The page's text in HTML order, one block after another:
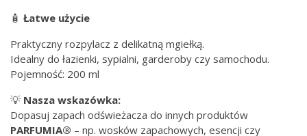
🧴 Łatwe użycie
Praktyczny rozpylacz z delikatną mgiełką.
Idealny do łazienki, sypialni, garderoby czy samochodu.
Pojemność: 200 ml
💡 Nasza wskazówka:
Dopasuj zapach odświeżacza do innych produktów
PARFUMIA® – np. wosków zapachowych, esencji czy